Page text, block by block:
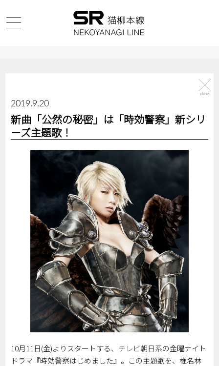
2019.9.20
新曲「公然の秘密」は「時効警察」新シリ
ーズ主題歌！
10月11日(金)より スタートする、 テレビ朝日系の金曜ナイト
ドラマ 『時効警察はじめました』 。この主題歌を、椎名林